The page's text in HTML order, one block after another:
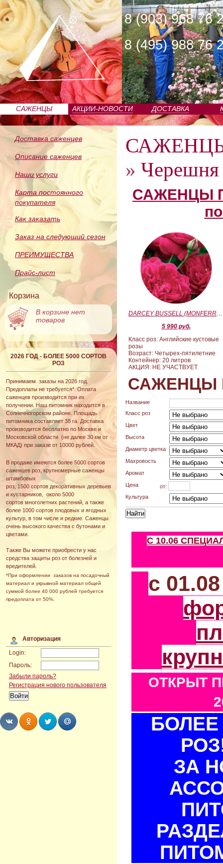
8 (903) 968 76
8 (495) 988 76
САЖЕНЦЫ
ПИТОМНИКА
АКЦИИ-НОВОСТИ ДОСТАВКА
Доставка саженцев
Описание саженцев
Наши услуги
Карта постоянного
покупателя
Как заказать
Заказ на следующий сезон
ПРЕИМУЩЕСТВА
Прайс-лист
Корзина
В корзине нет
товаров
2026 ГОД - БОЛЕЕ 5000 СОРТОВ
РОЗ
Принимаем заказы на 2026 год.
Предоплаты не требуется*. Оплата
саженцев производится при их
получении. Наш питомник находится в
Солнечногорском районе. Площадь
питомника составляет 38 га. Доставка
производится бесплатно по Москве и
Московской области (не далее 30 км от
МКАД) при заказе от 10000 рублей.
В продаже имеются более 5000 сортов
саженцев роз, крупномерные саженцы
штамбовых
роз, 1500 сортов декоративных деревьев
и кустарников, около 5000
сортов многолетних растений, а также
более 1000 сортов плодовых и ягодных
культур, в том числе и редкие. Саженцы
очень высокого качества с бутонами и
цветами.
Также Вы можете приобрести у нас
средства защиты роз от болезней и
вредителей.
*При оформлении заказов на посадочный
материал и укрывной материал общей
суммой более 40 000 рублей требуется
предоплата от 50%.
Авторизация
Login:
Пароль:
Забыли пароль?
Регистрация нового пользователя
»
САЖЕНЦЫ
DARCEY BUSSELL (MONFERRATO) (Дарси Басл)
5 990 руб.
Класс роз: Английские кустовые
розы
Возраст: Четырех-пятилетние
Контейнер: 20 литров
АКЦИЯ: НЕ УЧАСТВУЕТ
САЖЕНЦЫ
Название
Класс роз
Цвет
Высота
Диаметр цветка
Махровость
Аромат
Цена
от:
Культура
С 10.06
с
ОТКРЫТ
БОЛЕЕ
ЗА